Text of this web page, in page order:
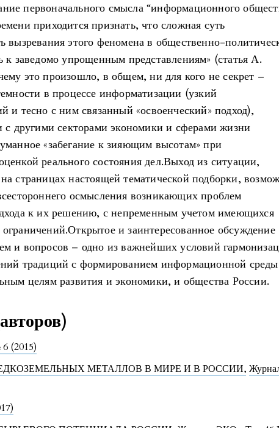
первоначального смысла “информационного
приходится признать, что сложная суть
вызревания этого феномена в общественно-
к заведомо упрощенным представлениям» (статья А.
это произошло, в общем, ни для кого не секрет –
в процессе информатизации (узкий
и тесно с ним связанный «освоенческий» подход),
с другими секторами экономики и сферами жизни
«забегание к зияющим высотам» при
реального состояния дел.Выход из ситуации,
страницах настоящей тематической подборки,
осмысления возникающих проблем
к их решению, с непременным учетом имеющихся
и заинтересованное обсуждение
и вопросов – одно из важнейших условий
традиций с формированием информационной
целям развития и экономики, и общества России.
(2015)
МЕТАЛЛОВ В МИРЕ И В РОССИИ,